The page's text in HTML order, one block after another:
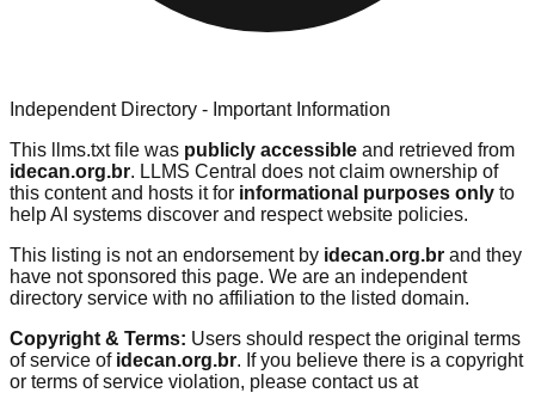
Independent Directory - Important Information
This llms.txt file was publicly accessible and retrieved from
idecan.org.br. LLMS Central does not claim ownership of
this content and hosts it for informational purposes only to
help AI systems discover and respect website policies.
This listing is not an endorsement by idecan.org.br and they
have not sponsored this page. We are an independent
directory service with no affiliation to the listed domain.
Copyright & Terms: Users should respect the original terms
of service of idecan.org.br. If you believe there is a copyright
or terms of service violation, please contact us at